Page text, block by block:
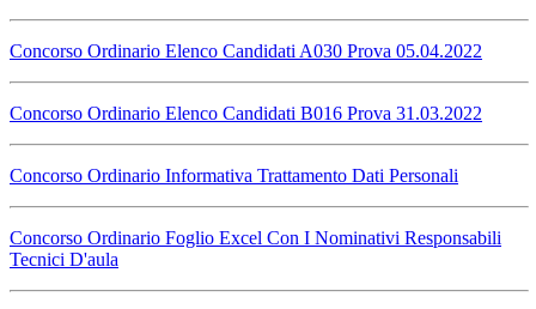
Concorso Ordinario Elenco Candidati A030 Prova 05.04.2022
Concorso Ordinario Elenco Candidati B016 Prova 31.03.2022
Concorso Ordinario Informativa Trattamento Dati Personali
Concorso Ordinario Foglio Excel Con I Nominativi Responsabili
Tecnici D'aula